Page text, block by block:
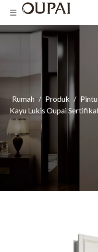
Rumah / Produk /
Kayu Lukis Oupai